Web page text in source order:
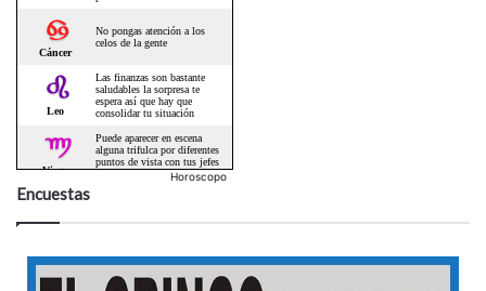
Horoscopo
Encuestas